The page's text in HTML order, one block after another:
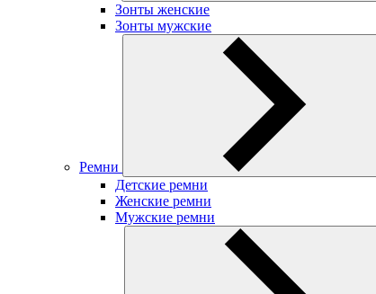
Зонты женские
Зонты мужские
Ремни
Детские ремни
Женские ремни
Мужские ремни